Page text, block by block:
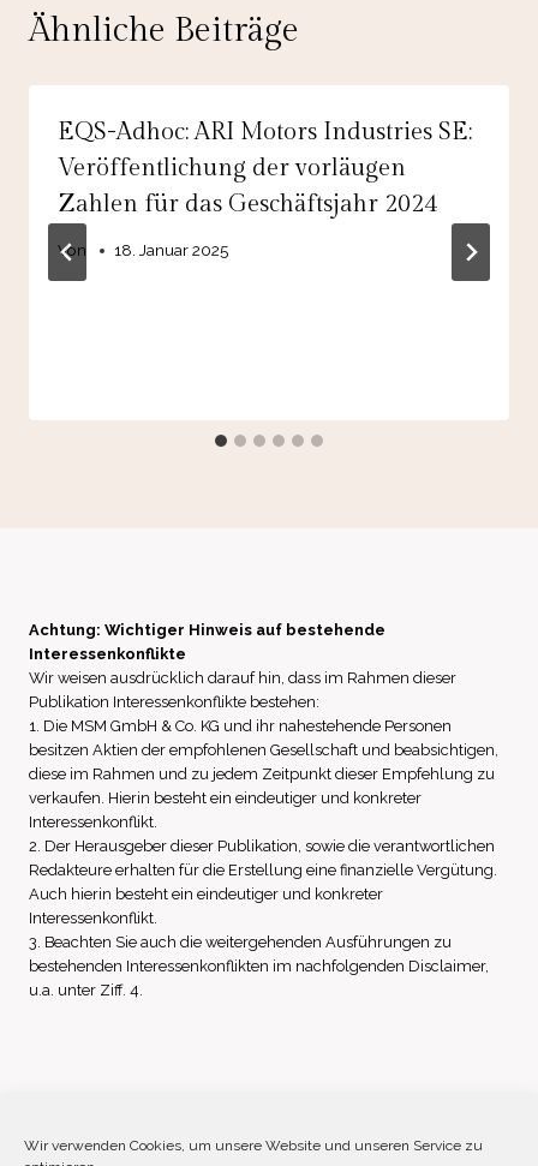
Wir verwenden Cookies, um unsere Website und unseren Service zu
Ähnliche Beiträge
EQS-Adhoc: ARI Motors Industries SE:
Veröffentlichung der vorläugen
Zahlen für das Geschäftsjahr 2024
Von 18. Januar 2025
Achtung: Wichtiger Hinweis auf bestehende
Interessenkonflikte
Wir weisen ausdrücklich darauf hin, dass im Rahmen dieser
Publikation Interessenkonflikte bestehen:
1. Die MSM GmbH & Co. KG und ihr nahestehende Personen
besitzen Aktien der empfohlenen Gesellschaft und beabsichtigen,
diese im Rahmen und zu jedem Zeitpunkt dieser Empfehlung zu
verkaufen. Hierin besteht ein eindeutiger und konkreter
Interessenkonflikt.
2. Der Herausgeber dieser Publikation, sowie die verantwortlichen
Redakteure erhalten für die Erstellung eine finanzielle Vergütung.
Auch hierin besteht ein eindeutiger und konkreter
Interessenkonflikt.
3. Beachten Sie auch die weitergehenden Ausführungen zu
bestehenden Interessenkonflikten im nachfolgenden Disclaimer,
u.a. unter Ziff. 4.
Impressum Datenschutz Disclaimer